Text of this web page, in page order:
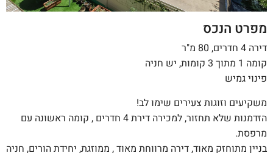
מפרט הנכס
דירה 4 חדרים, 80 מ"ר
קומה 1 מתוך 3 קומות, יש חניה
פינוי גמיש
משקיעים וזוגות צעירים שימו לב!
הזדמנות שלא תחזור, למכירה דירת 4 חדרים , קומה ראשונה עם
מרפסת.
בניין מתוחזק מאוד, דירה מרווחת מאוד , ממוזגת, יחידת הורים, חניה